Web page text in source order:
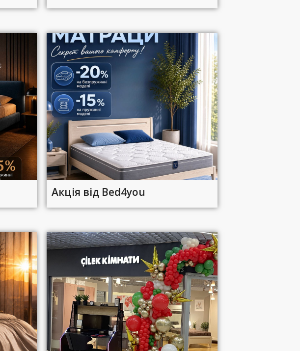
Акція від Bed4you